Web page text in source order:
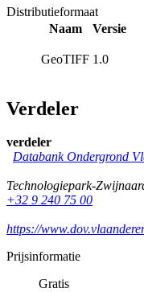
Distributieformaat
Naam
Versie
GeoTIFF 1.0
Verdeler
verdeler
Databank Ondergrond
Technologiepark-
+32 9 240 75 00
https://
Prijsinformatie
Gratis